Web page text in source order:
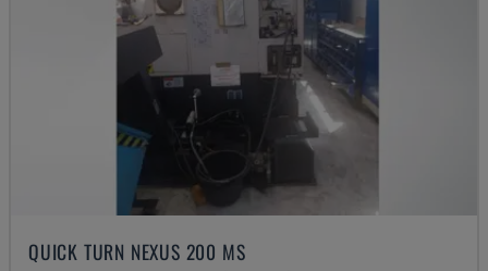
QUICK TURN NEXUS 200 MS